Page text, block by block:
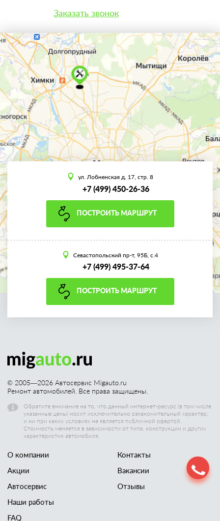
Заказать звонок
ул. Лобненская д. 17, стр. 8
+7 (499) 450-26-36
ПОСТРОИТЬ МАРШРУТ
Севастопольский пр-т, 95Б, с.4
+7 (499) 495-37-64
ПОСТРОИТЬ МАРШРУТ
© 2005—2026 Автосервис Migauto.ru
Ремонт автомобилей. Все права защищены.
Обратите внимание на то, что данный интернет-ресурс (в том числе
указанные цены) носит исключительно ознакомительный характер,
и ни при каких условиях не является публичной офертой.
Стоимость меняется в зависимости от типа, конструкции и других
характеристик автомобиля.
О компании
Акции
Автосервис
Наши работы
Контакты
Вакансии
Отзывы
FAQ